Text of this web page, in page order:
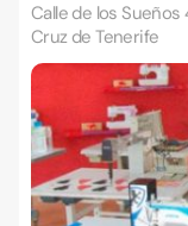
Calle de los
Cruz de Tenerife